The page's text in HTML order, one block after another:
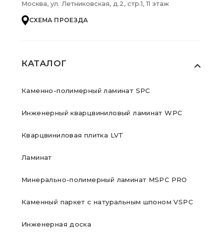
КАТАЛОГ
Каменно-полимерный ламинат SPC
Инженерный кварцвиниловый ламинат WPC
Кварцвиниловая плитка LVT
Ламинат
Минерально-полимерный ламинат MSPC PRO
Каменный паркет с натуральным шпоном VSPC
Инженерная доска
Москва, ул. Летниковская, д.2, стр.1, 11 этаж
СХЕМА ПРОЕЗДА